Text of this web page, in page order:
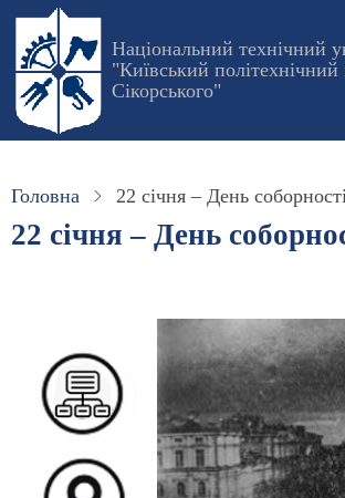
Перейти
основного
вмісту
Національний технічний
"Київський політехнічний
Сікорського"
Головна 22 січня – День
22 січня – День